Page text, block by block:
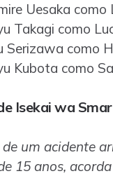
Uesaka como
Takagi como
Serizawa como
Kubota como
Isekai wa
de um acidente
15 anos,